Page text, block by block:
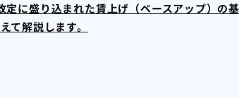
に盛り込まれた賃上げ（ベースアップ）の
て解説します。